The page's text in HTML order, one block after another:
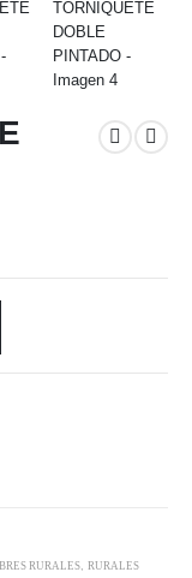
RURALES, RURALES